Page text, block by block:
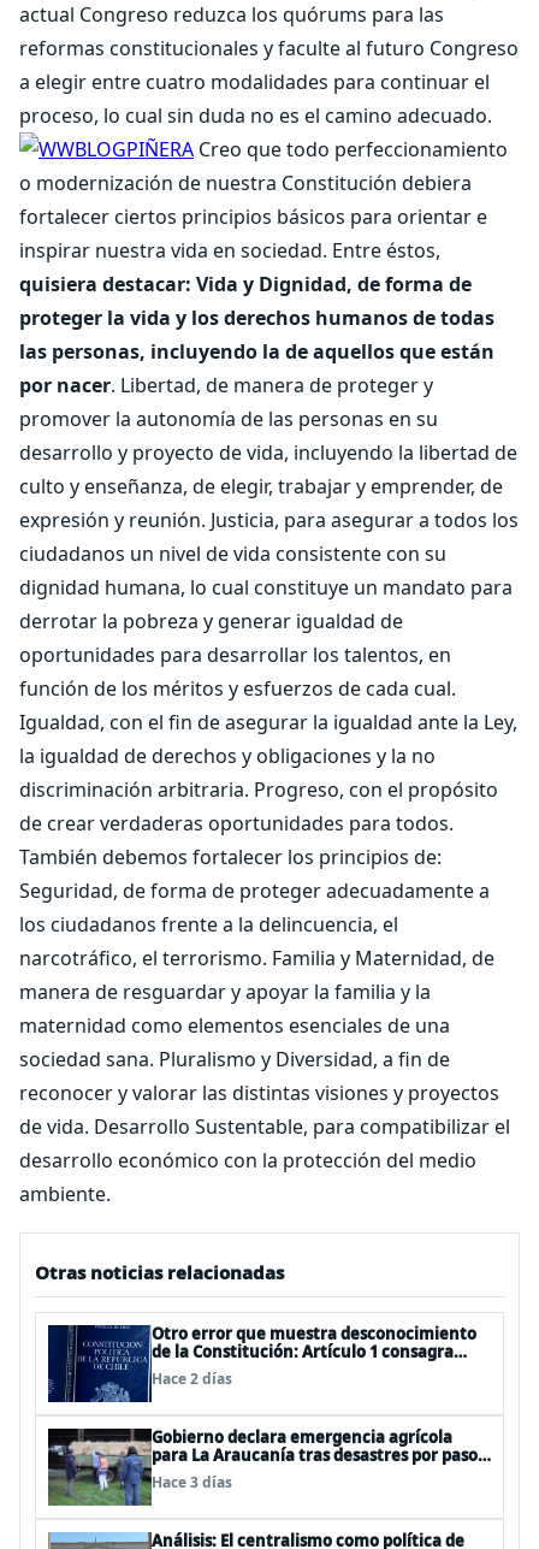
actual Congreso reduzca los quórums para las
reformas constitucionales y faculte al futuro Congreso
a elegir entre cuatro modalidades para continuar el
proceso, lo cual sin duda no es el camino adecuado.
Creo que todo perfeccionamiento
o modernización de nuestra Constitución debiera
fortalecer ciertos principios básicos para orientar e
inspirar nuestra vida en sociedad. Entre éstos,
quisiera destacar: Vida y Dignidad, de forma de
proteger la vida y los derechos humanos de todas
las personas, incluyendo la de aquellos que están
por nacer. Libertad, de manera de proteger y
promover la autonomía de las personas en su
desarrollo y proyecto de vida, incluyendo la libertad de
culto y enseñanza, de elegir, trabajar y emprender, de
expresión y reunión. Justicia, para asegurar a todos los
ciudadanos un nivel de vida consistente con su
dignidad humana, lo cual constituye un mandato para
derrotar la pobreza y generar igualdad de
oportunidades para desarrollar los talentos, en
función de los méritos y esfuerzos de cada cual.
Igualdad, con el fin de asegurar la igualdad ante la Ley,
la igualdad de derechos y obligaciones y la no
discriminación arbitraria. Progreso, con el propósito
de crear verdaderas oportunidades para todos.
También debemos fortalecer los principios de:
Seguridad, de forma de proteger adecuadamente a
los ciudadanos frente a la delincuencia, el
narcotráfico, el terrorismo. Familia y Maternidad, de
manera de resguardar y apoyar la familia y la
maternidad como elementos esenciales de una
sociedad sana. Pluralismo y Diversidad, a fin de
reconocer y valorar las distintas visiones y proyectos
de vida. Desarrollo Sustentable, para compatibilizar el
desarrollo económico con la protección del medio
ambiente.
Otras noticias relacionadas
Otro error que muestra desconocimiento
de la Constitución: Artículo 1 consagra
resguardar la seguridad nacional y
proteger a los ciudadanos
Hace 2 días
Gobierno declara emergencia agrícola
para La Araucanía tras desastres por pasos
de sistemas frontales
Hace 3 días
Análisis: El centralismo como política de